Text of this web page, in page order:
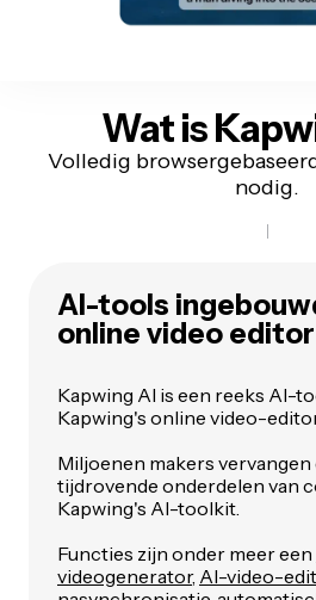
Wat is
Volledig
nodig.
AI-tools
online video editor
Kapwing AI is een reeks AI-
Kapwing's online video-
Miljoenen makers vervangen
tijdrovende onderdelen van
Kapwing's AI-toolkit.
Functies zijn onder meer een
videogenerator, AI-video-